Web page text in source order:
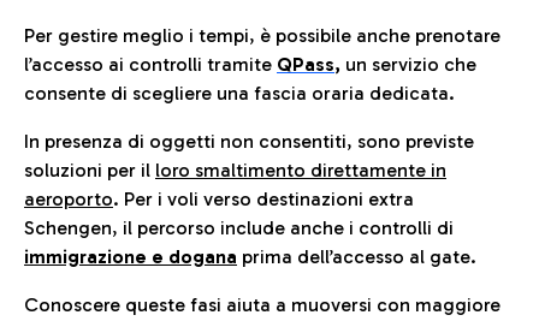
Per gestire meglio i tempi, è possibile anche prenotare
l’accesso ai controlli tramite QPass, un servizio che
consente di scegliere una fascia oraria dedicata.
In presenza di oggetti non consentiti, sono previste
soluzioni per il loro smaltimento direttamente in
aeroporto. Per i voli verso destinazioni extra
Schengen, il percorso include anche i controlli di
immigrazione e dogana prima dell’accesso al gate.
Conoscere queste fasi aiuta a muoversi con maggiore